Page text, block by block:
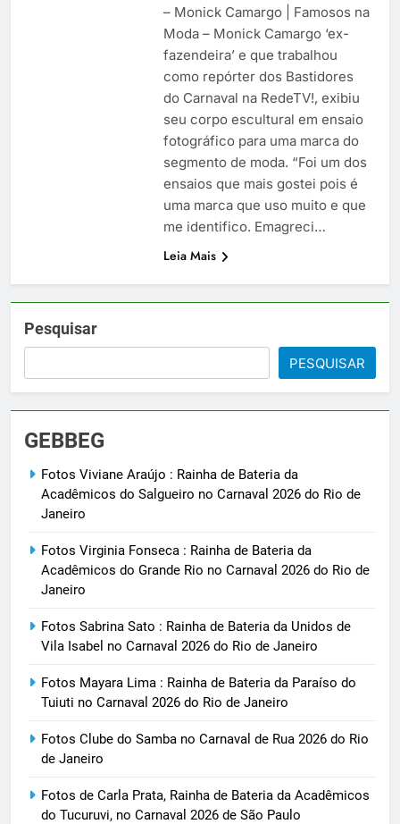
– Monick Camargo | Famosos na
Moda – Monick Camargo ‘ex-
fazendeira’ e que trabalhou
como repórter dos Bastidores
do Carnaval na RedeTV!, exibiu
seu corpo escultural em ensaio
fotográfico para uma marca do
segmento de moda. “Foi um dos
ensaios que mais gostei pois é
uma marca que uso muito e que
me identifico. Emagreci…
Leia Mais
Pesquisar
PESQUISAR
GEBBEG
Fotos Viviane Araújo : Rainha de Bateria da
Acadêmicos do Salgueiro no Carnaval 2026 do Rio de
Janeiro
Fotos Virginia Fonseca : Rainha de Bateria da
Acadêmicos do Grande Rio no Carnaval 2026 do Rio de
Janeiro
Fotos Sabrina Sato : Rainha de Bateria da Unidos de
Vila Isabel no Carnaval 2026 do Rio de Janeiro
Fotos Mayara Lima : Rainha de Bateria da Paraíso do
Tuiuti no Carnaval 2026 do Rio de Janeiro
Fotos Clube do Samba no Carnaval de Rua 2026 do Rio
de Janeiro
Fotos de Carla Prata, Rainha de Bateria da Acadêmicos
do Tucuruvi, no Carnaval 2026 de São Paulo